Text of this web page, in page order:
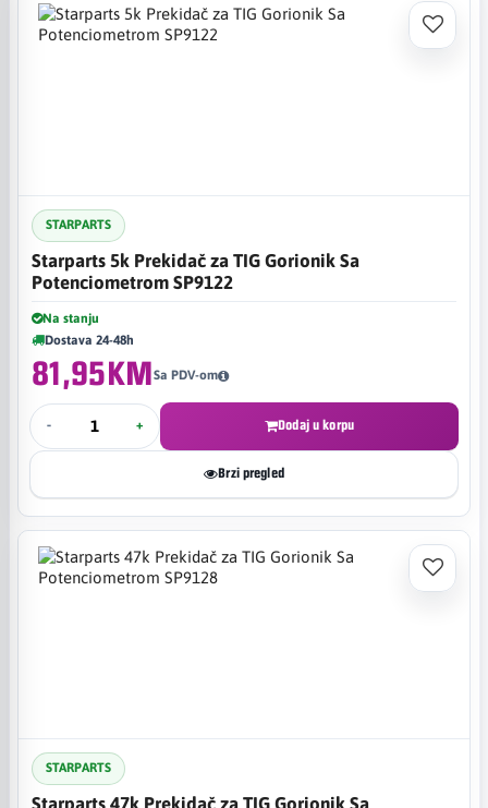
STARPARTS
Starparts 5k Prekidač za TIG Gorionik Sa
Potenciometrom SP9122
Na stanju
Dostava 24-48h
81,95KMSa PDV-om
- + Dodaj u korpu
Brzi pregled
STARPARTS
Starparts 47k Prekidač za TIG Gorionik Sa